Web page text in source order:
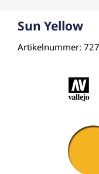
Sun Yellow
Artikelnummer: